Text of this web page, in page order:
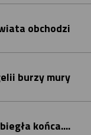
obchodzi
burzy mury
końca....